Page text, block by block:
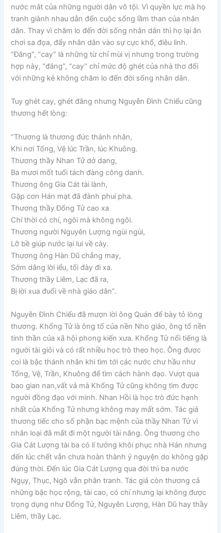
nước mắt của những người dân vô tội. Vì quyền lực mà họ
tranh giành nhau dẫn đến cuộc sống lầm than của nhân
dân. Thay vì chăm lo đến đời sống nhân dân thì họ lại ăn
chơi sa đọa, đẩy nhân dân vào sự cực khổ, điêu linh.
“Đắng”, “cay” là những từ chỉ mùi vị nhưng trong trường
hợp này, “đắng”, “cay” chỉ mức độ ghét của nhà thơ đối
với những kẻ không chăm lo đến đời sống nhân dân.
Tuy ghét cay, ghét đắng nhưng Nguyễn Đình Chiểu cũng
thương hết lòng:
“Thương là thương đức thánh nhân,
Khi nơi Tống, Vệ lúc Trần, lúc Khuông.
Thương thầy Nhan Tử dở dang,
Ba mươi mốt tuổi tách đàng công danh.
Thương ông Gia Cát tài lành,
Gặp cơn Hán mạt đã đành phui pha.
Thương thầy Đổng Tử cao xa
Chí thời có chí, ngôi mà không ngôi.
Thương người Nguyên Lượng ngùi ngùi,
Lỡ bề giúp nước lại lui về cày.
Thương ông Hàn Dũ chẳng may,
Sớm dâng lời iểu, tối đày đi xa.
Thương thầy Liêm, Lạc đã ra,
Bị lời xua đuổi về nhà giáo dân”.
Nguyễn Đình Chiểu đã mượn lời ông Quán để bày tỏ lòng
thương. Khổng Tử là ông tổ của nền Nho giáo, ông tổ nền
tinh thần của xã hội phong kiến xưa. Khổng Tử nổi tiếng là
người tài giỏi và có rất nhiều học trò theo học. Ông được
coi là bậc thánh nhân khi tìm tới các nước chư hầu như
Tống, Vệ, Trần, Khuông để tìm cách hành đạo. Vượt qua
bao gian nan,vất vả mà Khổng Tử cũng không tìm được
người đồng đạo với mình. Nhan Hồi là học trò đức hạnh
nhất của Khổng Tử nhưng không may mất sớm. Tác giả
thương tiếc cho số phận bạc mệnh của thầy Nhan Tử vì
nhân loại đã mất đi một người tài năng. Ông thương cho
Gia Cát Lượng tài ba có lí tưởng khôi phục nhà Hán nhưng
đến lúc chết vẫn chưa hoàn thành ý nguyện do không gặp
đúng thời. Đến lúc Gia Cát Lượng qua đời thì ba nước
Ngụy, Thục, Ngô vẫn phân tranh. Tác giả còn thương cả
những bậc học rộng, tài cao, có chí nhưng lại không được
trọng dụng như Đổng Tử, Nguyên Lượng, Hàn Dũ hay thầy
Liêm, thầy Lạc.